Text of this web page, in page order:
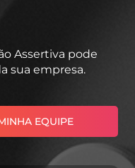
Assertiva pode
sua empresa.
EQUIPE